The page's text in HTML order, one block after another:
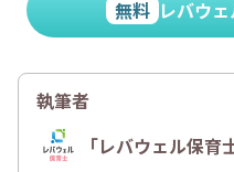
無料 レバウ
執筆者
「レバウェル保育